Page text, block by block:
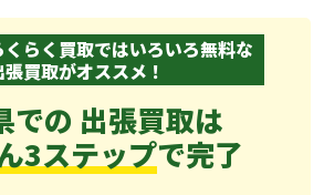
らく買取ではいろいろ無料な
張買取がオススメ！
での 出張買取は
3ステップで完了